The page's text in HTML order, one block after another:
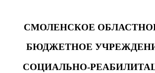
СМОЛЕНСКОЕ
БЮДЖЕТНОЕ
СОЦИАЛЬНО-